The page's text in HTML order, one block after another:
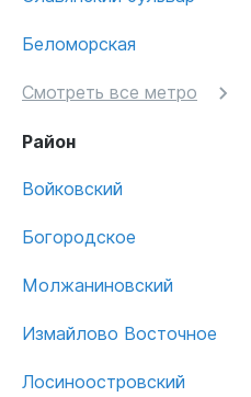
Беломорская
Смотреть все метро
Район
Войковский
Богородское
Молжаниновский
Измайлово Восточное
Лосиноостровский